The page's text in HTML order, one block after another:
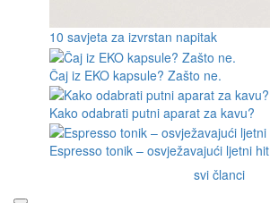
10 savjeta za izvrstan napitak
Čaj iz EKO kapsule? Zašto ne.
Kako odabrati putni aparat za kavu?
Espresso tonik – osvježavajući ljetni hit
svi članci